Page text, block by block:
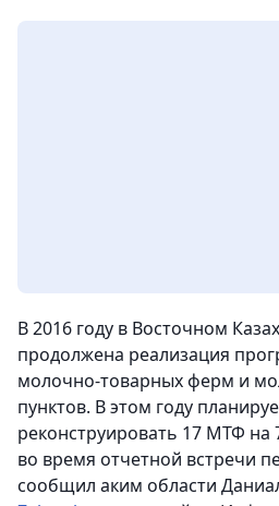
В 2016 году в Восточном
продолжена реализация
молочно-товарных ферм и
пунктов. В этом году
реконструировать 17 МТФ на
во время отчетной встречи
сообщил аким области